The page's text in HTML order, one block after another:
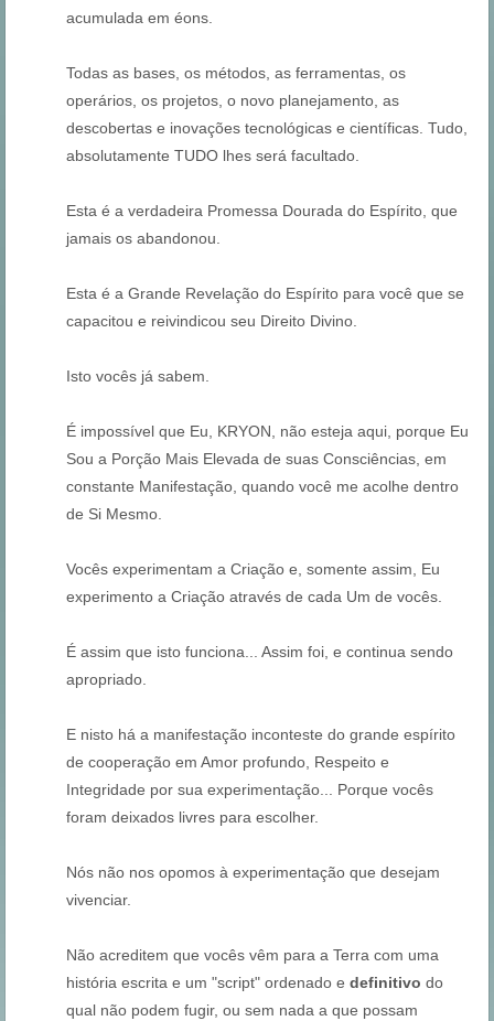
acumulada em éons.
Todas as bases, os métodos, as ferramentas, os
operários, os projetos, o novo planejamento, as
descobertas e inovações tecnológicas e científicas. Tudo,
absolutamente TUDO lhes será facultado.
Esta é a verdadeira Promessa Dourada do Espírito, que
jamais os abandonou.
Esta é a Grande Revelação do Espírito para você que se
capacitou e reivindicou seu Direito Divino.
Isto vocês já sabem.
É impossível que Eu, KRYON, não esteja aqui, porque Eu
Sou a Porção Mais Elevada de suas Consciências, em
constante Manifestação, quando você me acolhe dentro
de Si Mesmo.
Vocês experimentam a Criação e, somente assim, Eu
experimento a Criação através de cada Um de vocês.
É assim que isto funciona... Assim foi, e continua sendo
apropriado.
E nisto há a manifestação inconteste do grande espírito
de cooperação em Amor profundo, Respeito e
Integridade por sua experimentação... Porque vocês
foram deixados livres para escolher.
Nós não nos opomos à experimentação que desejam
vivenciar.
Não acreditem que vocês vêm para a Terra com uma
história escrita e um "script" ordenado e definitivo do
qual não podem fugir, ou sem nada a que possam